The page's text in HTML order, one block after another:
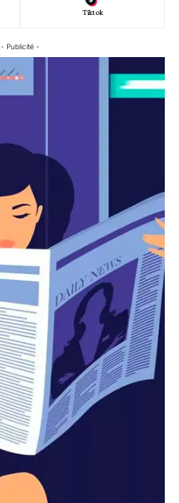
Tiktok
- Publicité -